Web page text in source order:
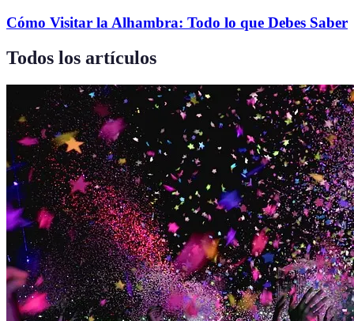
Cómo Visitar la Alhambra: Todo lo que Debes Saber
Todos los artículos